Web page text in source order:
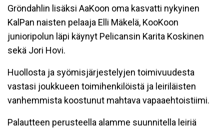
Gröndahlin lisäksi AaKoon oma kasvatti nykyinen
KalPan naisten pelaaja Elli Mäkelä, KooKoon
junioripolun läpi käynyt Pelicansin Karita Koskinen
sekä Jori Hovi.
Huollosta ja syömisjärjestelyjen toimivuudesta
vastasi joukkueen toimihenkilöistä ja leiriläisten
vanhemmista koostunut mahtava vapaaehtoistiimi.
Palautteen perusteella alamme suunnitella leiriä